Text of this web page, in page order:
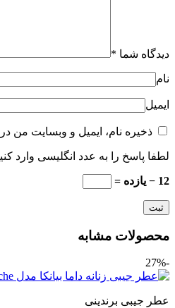
دیدگاه شما *
نام
ایمیل
ذخیره نام، ایمیل و وبسایت من
لطفا پاسخ را به عدد انگلیسی وارد
12 − یازده =
محصولات مشابه
-27%
عطر جیبی برندینی